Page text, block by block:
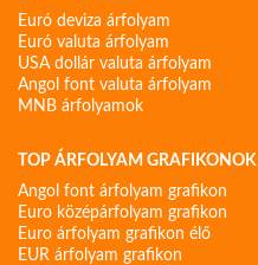
Euró deviza árfolyam
Euró valuta árfolyam
USA dollár valuta árfolyam
Angol font valuta árfolyam
MNB árfolyamok
TOP ÁRFOLYAM GRAFIKONOK
Angol font árfolyam grafikon
Euro középárfolyam grafikon
Euro árfolyam grafikon élő
EUR árfolyam grafikon